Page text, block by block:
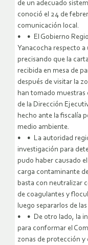
de un adecuado
conoció el 24 de
comunicación local.
• • El Gobierno
Yanacocha respecto
precisando que la
recibida en mesa de
después de visitar la
han tomado muestras
de la Dirección
hecho ante la fiscalía
medio ambiente.
• • La autoridad
investigación para
pudo haber causado
carga contaminante
basta con neutralizar
de coagulantes y
luego separarlos de las
• • De otro lado, la
para conformar el
zonas de protección y